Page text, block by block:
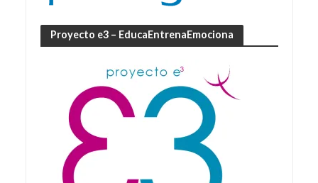
Proyecto e3 – EducaEntrenaEmociona